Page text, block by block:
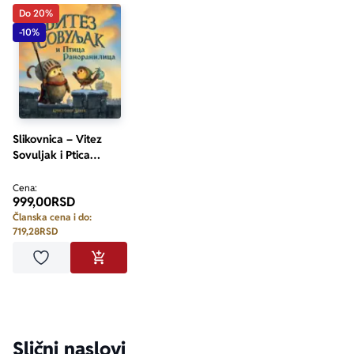
Do 20%
-10%
Slikovnica – Vitez
Sovuljak i Ptica
Cena:
999,00RSD
Članska cena i do:
719,28RSD
Dodaj u omiljeneDODAJ U KORPU
Slični naslovi